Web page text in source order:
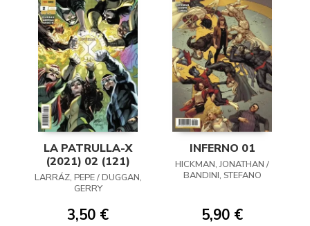
LA PATRULLA-X
(2021) 02 (121)
LARRÁZ, PEPE / DUGGAN,
GERRY
3,50 €
INFERNO 01
HICKMAN, JONATHAN /
BANDINI, STEFANO
5,90 €